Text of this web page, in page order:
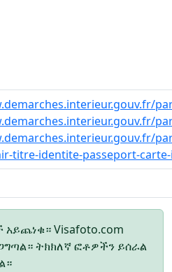
titre-identite-passeport-
Visafoto.com
ትክክለኛ ፎቶዎችን ይሰራል